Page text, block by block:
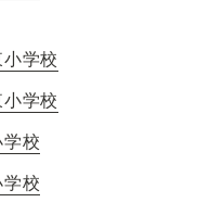
学校
学校
校
校